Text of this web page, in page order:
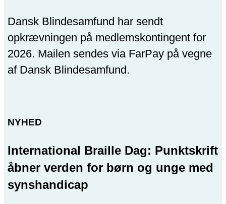
Dansk Blindesamfund har sendt
opkrævningen på medlemskontingent for
2026. Mailen sendes via FarPay på vegne
af Dansk Blindesamfund.
NYHED
International Braille Dag: Punktskrift
åbner verden for børn og unge med
synshandicap